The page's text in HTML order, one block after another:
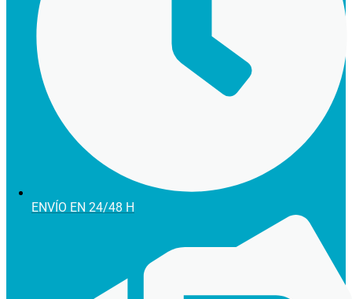
ENVÍO EN 24/48 H